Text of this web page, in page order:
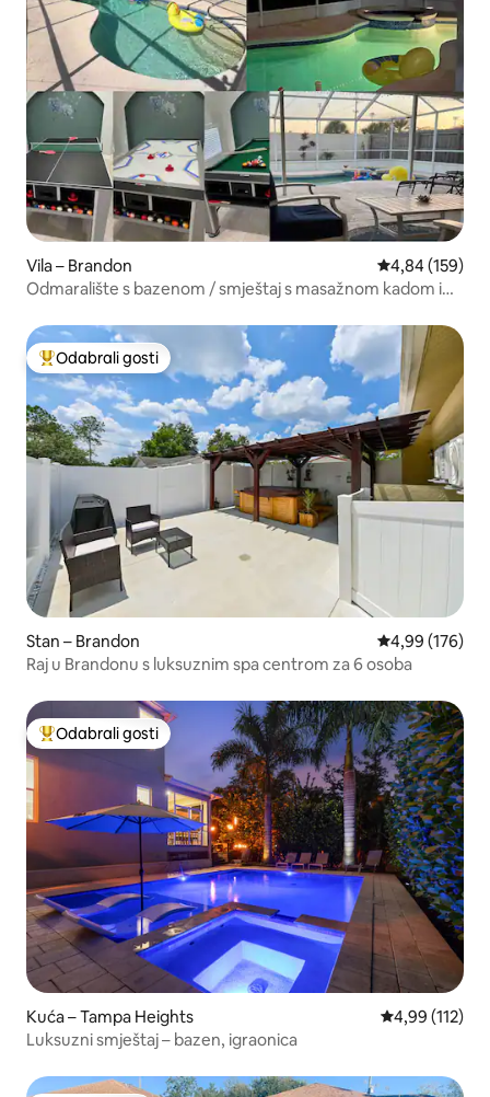
Vila – Brandon Prosječna
4,84 (159)
Odmaralište s bazenom / smještaj s masažnom kadom i
Među najviše rangiranima s oznakom „Odabrali gosti”
Odabrali gosti
Stan – Brandon Prosječna
4,99 (176)
Raj u Brandonu s luksuznim spa centrom za 6 osoba
Među najviše rangiranima s oznakom „Odabrali gosti”
Odabrali gosti
Kuća – Tampa Heights Prosječna
4,99 (112)
Luksuzni smještaj – bazen, igraonica